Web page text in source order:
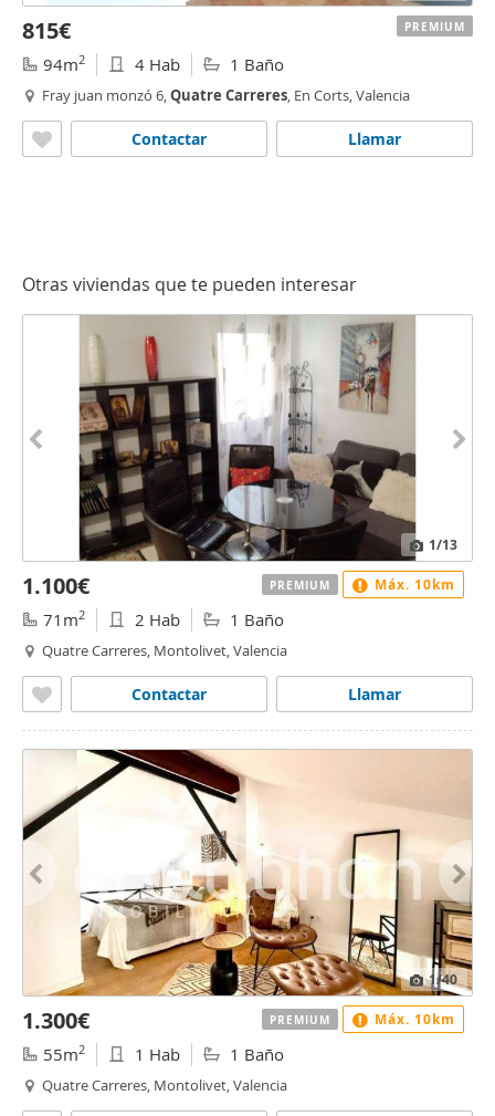
815€
94m2 4 Hab 1 Baño
Fray juan monzó 6,Quatre Carreres, En Corts, Valencia
Llamar
Contactar
PREMIUM
Otras viviendas que te pueden interesar
1/13
1.100€
71m2 2 Hab 1 Baño
Quatre Carreres, Montolivet, Valencia
Llamar
Contactar
PREMIUM Máx. 10km
1/40
1.300€
55m2 1 Hab 1 Baño
Quatre Carreres, Montolivet, Valencia
PREMIUM Máx. 10km